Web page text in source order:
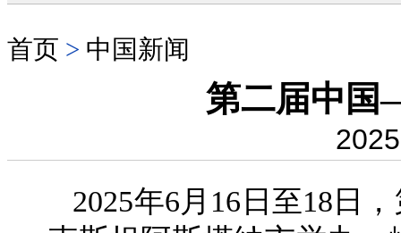
首页 > 中国新闻
第二届中国
2025年6月16日至18日